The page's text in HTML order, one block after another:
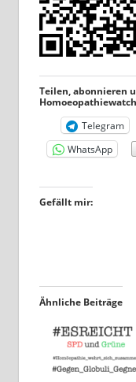
Teilen, abonnieren
Telegram
WhatsApp
Gefällt mir:
Ähnliche Beiträge